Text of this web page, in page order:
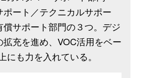
ポート／テクニカルサポー
償サポート部門の３つ。デジ
拡充を進め、VOC活用をベー
にも力を入れている。